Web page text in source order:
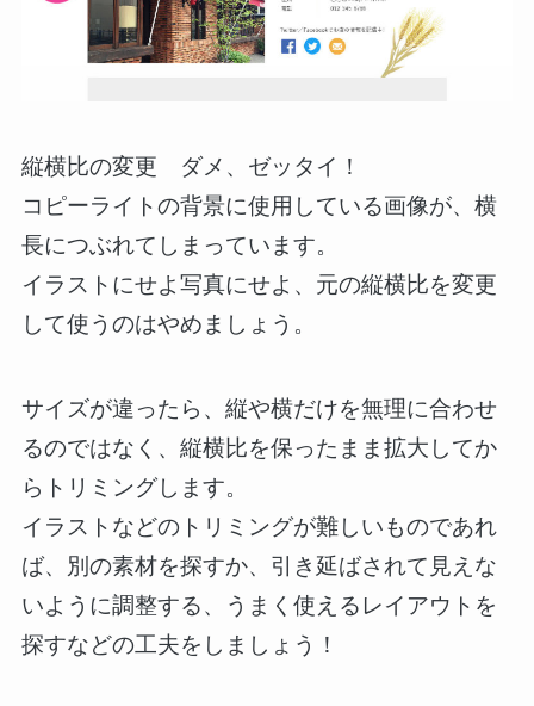
縦横比の変更 ダメ、ゼッタイ！
コピーライトの背景に使用している画像が、横
長につぶれてしまっています。
イラストにせよ写真にせよ、元の縦横比を変更
して使うのはやめましょう。
サイズが違ったら、縦や横だけを無理に合わせ
るのではなく、縦横比を保ったまま拡大してか
らトリミングします。
イラストなどのトリミングが難しいものであれ
ば、別の素材を探すか、引き延ばされて見えな
いように調整する、うまく使えるレイアウトを
探すなどの工夫をしましょう！